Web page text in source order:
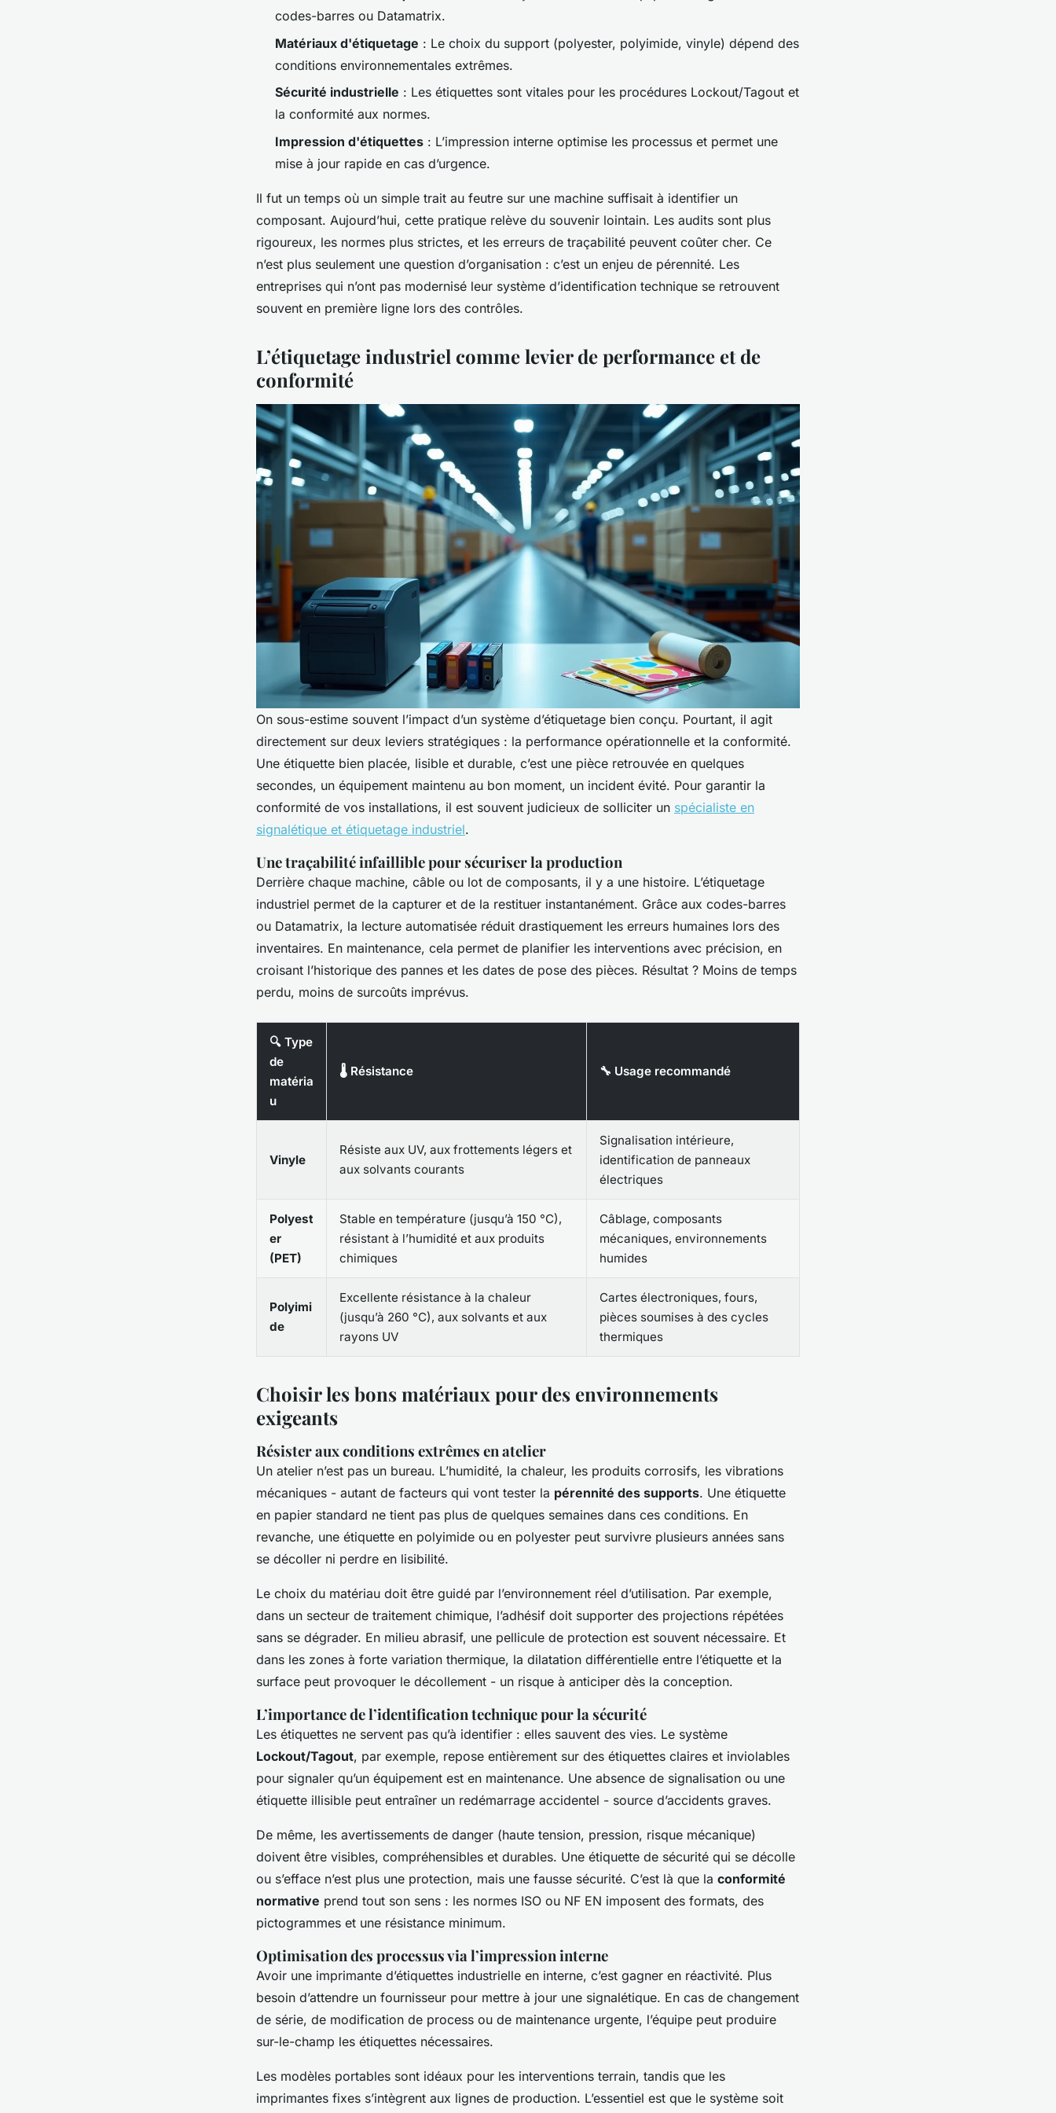
codes-barres ou Datamatrix.
Matériaux d'étiquetage : Le choix du support (polyester, polyimide, vinyle) dépend des
conditions environnementales extrêmes.
Sécurité industrielle : Les étiquettes sont vitales pour les procédures Lockout/Tagout et
la conformité aux normes.
Impression d'étiquettes : L’impression interne optimise les processus et permet une
mise à jour rapide en cas d’urgence.
Il fut un temps où un simple trait au feutre sur une machine suffisait à identifier un
composant. Aujourd’hui, cette pratique relève du souvenir lointain. Les audits sont plus
rigoureux, les normes plus strictes, et les erreurs de traçabilité peuvent coûter cher. Ce
n’est plus seulement une question d’organisation : c’est un enjeu de pérennité. Les
entreprises qui n’ont pas modernisé leur système d’identification technique se retrouvent
souvent en première ligne lors des contrôles.
L’étiquetage industriel comme levier de performance et de
conformité
On sous-estime souvent l’impact d’un système d’étiquetage bien conçu. Pourtant, il agit
directement sur deux leviers stratégiques : la performance opérationnelle et la conformité.
Une étiquette bien placée, lisible et durable, c’est une pièce retrouvée en quelques
secondes, un équipement maintenu au bon moment, un incident évité. Pour garantir la
conformité de vos installations, il est souvent judicieux de solliciter un spécialiste en
signalétique et étiquetage industriel.
Une traçabilité infaillible pour sécuriser la production
Derrière chaque machine, câble ou lot de composants, il y a une histoire. L’étiquetage
industriel permet de la capturer et de la restituer instantanément. Grâce aux codes-barres
ou Datamatrix, la lecture automatisée réduit drastiquement les erreurs humaines lors des
inventaires. En maintenance, cela permet de planifier les interventions avec précision, en
croisant l’historique des pannes et les dates de pose des pièces. Résultat ? Moins de temps
perdu, moins de surcoûts imprévus.
🔍 Type
de
matéria
u
🌡️ Résistance 🔧 Usage recommandé
Vinyle
Résiste aux UV, aux frottements légers et
aux solvants courants
Signalisation intérieure,
identification de panneaux
électriques
Polyest
er
(PET)
Stable en température (jusqu’à 150 °C),
résistant à l’humidité et aux produits
chimiques
Câblage, composants
mécaniques, environnements
humides
Polyimi
de
Excellente résistance à la chaleur
(jusqu’à 260 °C), aux solvants et aux
rayons UV
Cartes électroniques, fours,
pièces soumises à des cycles
thermiques
Choisir les bons matériaux pour des environnements
exigeants
Résister aux conditions extrêmes en atelier
Un atelier n’est pas un bureau. L’humidité, la chaleur, les produits corrosifs, les vibrations
mécaniques - autant de facteurs qui vont tester la pérennité des supports. Une étiquette
en papier standard ne tient pas plus de quelques semaines dans ces conditions. En
revanche, une étiquette en polyimide ou en polyester peut survivre plusieurs années sans
se décoller ni perdre en lisibilité.
Le choix du matériau doit être guidé par l’environnement réel d’utilisation. Par exemple,
dans un secteur de traitement chimique, l’adhésif doit supporter des projections répétées
sans se dégrader. En milieu abrasif, une pellicule de protection est souvent nécessaire. Et
dans les zones à forte variation thermique, la dilatation différentielle entre l’étiquette et la
surface peut provoquer le décollement - un risque à anticiper dès la conception.
L’importance de l’identification technique pour la sécurité
Les étiquettes ne servent pas qu’à identifier : elles sauvent des vies. Le système
Lockout/Tagout, par exemple, repose entièrement sur des étiquettes claires et inviolables
pour signaler qu’un équipement est en maintenance. Une absence de signalisation ou une
étiquette illisible peut entraîner un redémarrage accidentel - source d’accidents graves.
De même, les avertissements de danger (haute tension, pression, risque mécanique)
doivent être visibles, compréhensibles et durables. Une étiquette de sécurité qui se décolle
ou s’efface n’est plus une protection, mais une fausse sécurité. C’est là que la conformité
normative prend tout son sens : les normes ISO ou NF EN imposent des formats, des
pictogrammes et une résistance minimum.
Optimisation des processus via l’impression interne
Avoir une imprimante d’étiquettes industrielle en interne, c’est gagner en réactivité. Plus
besoin d’attendre un fournisseur pour mettre à jour une signalétique. En cas de changement
de série, de modification de process ou de maintenance urgente, l’équipe peut produire
sur-le-champ les étiquettes nécessaires.
Les modèles portables sont idéaux pour les interventions terrain, tandis que les
imprimantes fixes s’intègrent aux lignes de production. L’essentiel est que le système soit